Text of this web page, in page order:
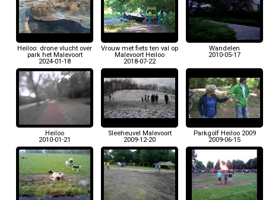
Heiloo: drone vlucht over
park het Malevoort
2024-01-18
Vrouw met fiets ten val op
Malevoort Heiloo
2018-07-22
Wandelen
2010-05-17
Heiloo
2010-01-21
Sleeheuvel Malevoort
2009-12-20
Parkgolf Heiloo 2009
2009-06-15